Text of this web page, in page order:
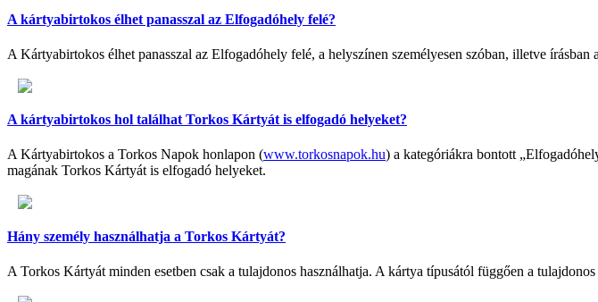
A kártyabirtokos élhet panasszal az Elfogadóhely felé?
A Kártyabirtokos élhet panasszal az Elfogadóhely felé, a helyszínen személyesen szóban, illetve írásban
A kártyabirtokos hol találhat Torkos Kártyát is elfogadó helyeket?
A Kártyabirtokos a Torkos Napok honlapon (www.torkosnapok.hu) a kategóriákra bontott
magának Torkos Kártyát is elfogadó helyeket.
Hány személy használhatja a Torkos Kártyát?
A Torkos Kártyát minden esetben csak a tulajdonos használhatja. A kártya típusától függően a